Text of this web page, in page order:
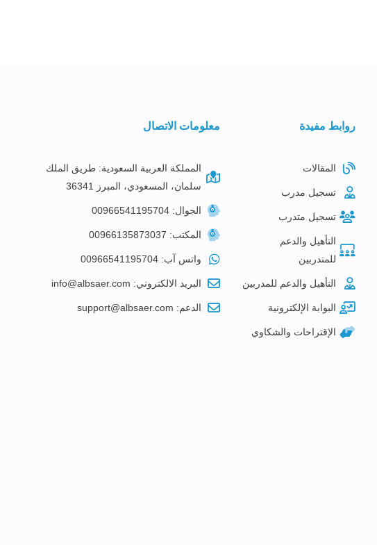
روابط مفيدة
المقالات
تسجيل مدرب
تسجيل متدرب
التأهيل والدعم
للمتدربين
التأهيل والدعم للمدربين
البوابة الإلكترونية
الإقتراحات والشكاوي
معلومات الاتصال
المملكة العربية السعودية: طريق الملك
سلمان، المسعودي، المبرز 36341
الجوال: 00966541195704
المكتب: 00966135873037
واتس آب: 00966541195704
البريد الالكتروني: info@albsaer.com
الدعم: support@albsaer.com